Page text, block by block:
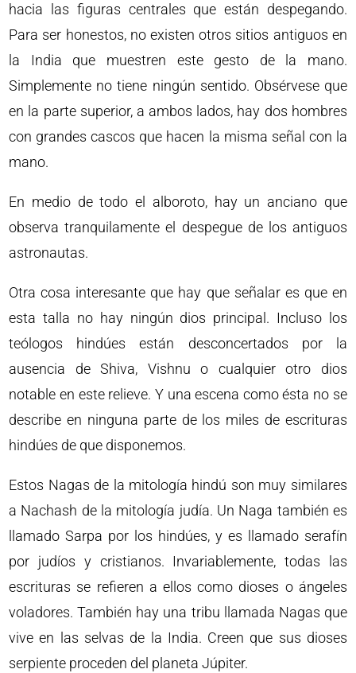
hacia las figuras centrales que están despegando.
Para ser honestos, no existen otros sitios antiguos en
la India que muestren este gesto de la mano.
Simplemente no tiene ningún sentido. Obsérvese que
en la parte superior, a ambos lados, hay dos hombres
con grandes cascos que hacen la misma señal con la
mano.
En medio de todo el alboroto, hay un anciano que
observa tranquilamente el despegue de los antiguos
astronautas.
Otra cosa interesante que hay que señalar es que en
esta talla no hay ningún dios principal. Incluso los
teólogos hindúes están desconcertados por la
ausencia de Shiva, Vishnu o cualquier otro dios
notable en este relieve. Y una escena como ésta no se
describe en ninguna parte de los miles de escrituras
hindúes de que disponemos.
Estos Nagas de la mitología hindú son muy similares
a Nachash de la mitología judía. Un Naga también es
llamado Sarpa por los hindúes, y es llamado serafín
por judíos y cristianos. Invariablemente, todas las
escrituras se refieren a ellos como dioses o ángeles
voladores. También hay una tribu llamada Nagas que
vive en las selvas de la India. Creen que sus dioses
serpiente proceden del planeta Júpiter.